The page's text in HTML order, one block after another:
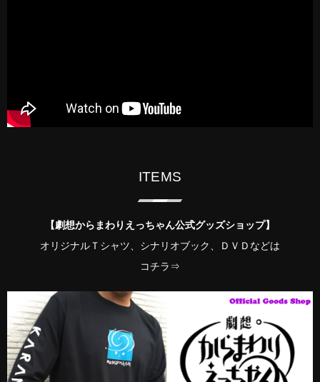
ITEMS
【劇想からまわりえっちゃん公式グッズショップ】
オリジナルＴシャツ、シナリオブック、ＤＶＤなどは
コチラ⇒